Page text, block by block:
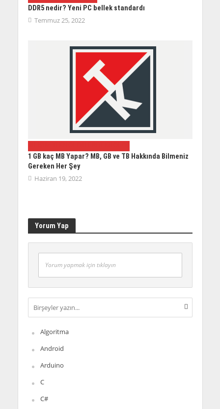
DDR5 nedir? Yeni PC bellek standardı
Temmuz 25, 2022
1 GB kaç MB Yapar? MB, GB ve TB Hakkında Bilmeniz
Gereken Her Şey
Haziran 19, 2022
Yorum Yap
Yorum yapmak için tıklayın
Algoritma
Android
Arduino
C
C#